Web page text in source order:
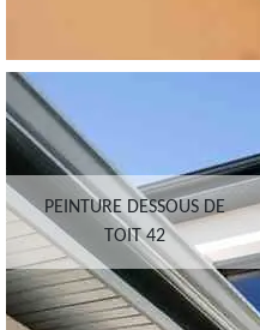
PEINTURE DESSOUS DE
TOIT 42